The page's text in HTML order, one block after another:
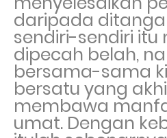
daripada
sendiri-sendiri itu
dipecah belah,
bersama-sama
bersatu yang
membawa
umat. Dengan